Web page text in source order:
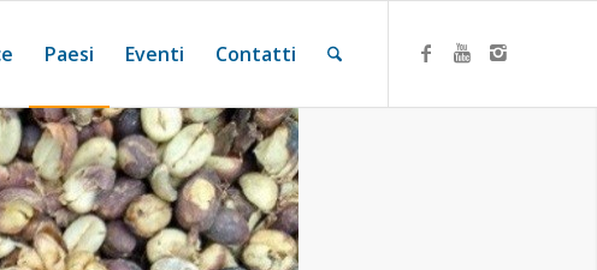
Paesi Eventi Contatti